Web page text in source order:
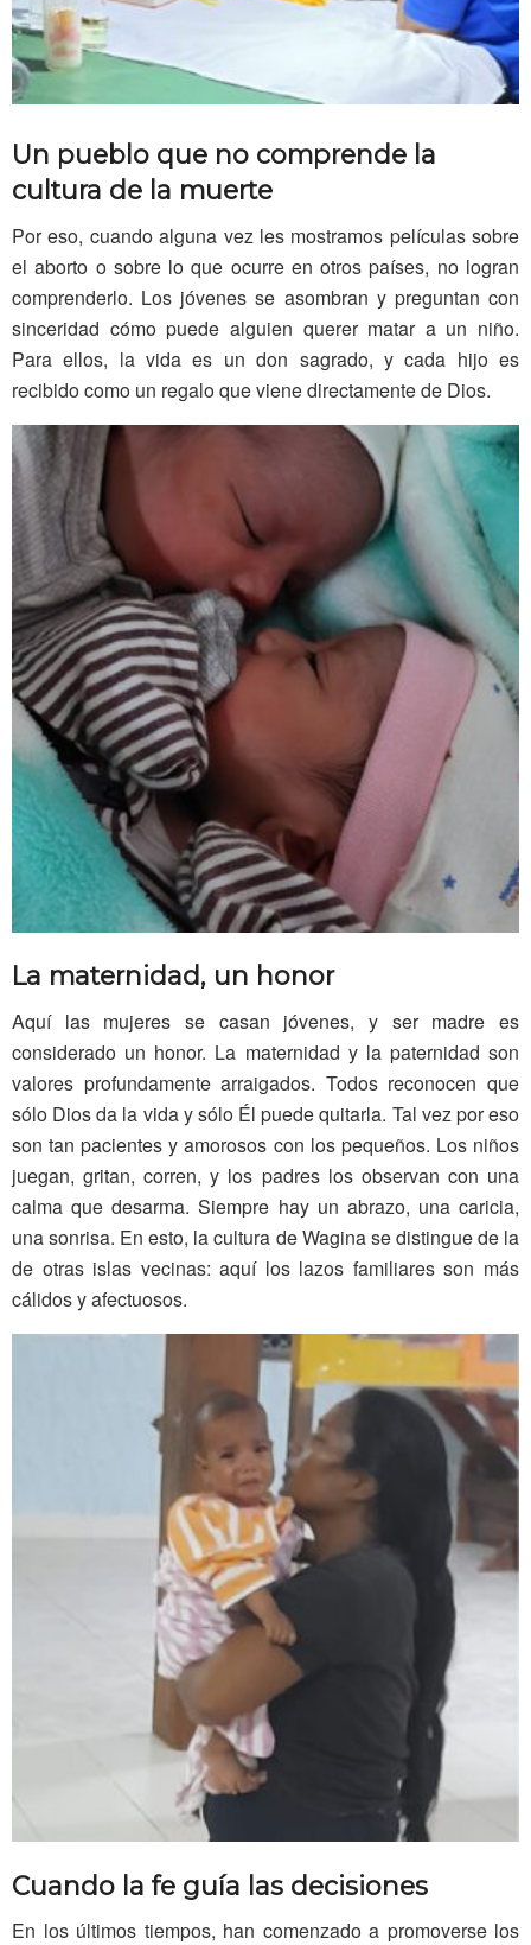
Un pueblo que no comprende la
cultura de la muerte
Por eso, cuando alguna vez les mostramos películas sobre
el aborto o sobre lo que ocurre en otros países, no logran
comprenderlo. Los jóvenes se asombran y preguntan con
sinceridad cómo puede alguien querer matar a un niño.
Para ellos, la vida es un don sagrado, y cada hijo es
recibido como un regalo que viene directamente de Dios.
La maternidad, un honor
Aquí las mujeres se casan jóvenes, y ser madre es
considerado un honor. La maternidad y la paternidad son
valores profundamente arraigados. Todos reconocen que
sólo Dios da la vida y sólo Él puede quitarla. Tal vez por eso
son tan pacientes y amorosos con los pequeños. Los niños
juegan, gritan, corren, y los padres los observan con una
calma que desarma. Siempre hay un abrazo, una caricia,
una sonrisa. En esto, la cultura de Wagina se distingue de la
de otras islas vecinas: aquí los lazos familiares son más
cálidos y afectuosos.
Cuando la fe guía las decisiones
En los últimos tiempos, han comenzado a promoverse los